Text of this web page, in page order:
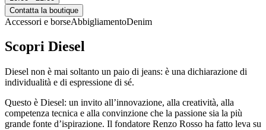
Contatta la boutique
Accessori e borseAbbigliamentoDenim
Scopri Diesel
Diesel non è mai soltanto un paio di jeans: è una dichiarazione di
individualità e di espressione di sé.
Questo è Diesel: un invito all’innovazione, alla creatività, alla
competenza tecnica e alla convinzione che la passione sia la più
grande fonte d’ispirazione. Il fondatore Renzo Rosso ha fatto leva su